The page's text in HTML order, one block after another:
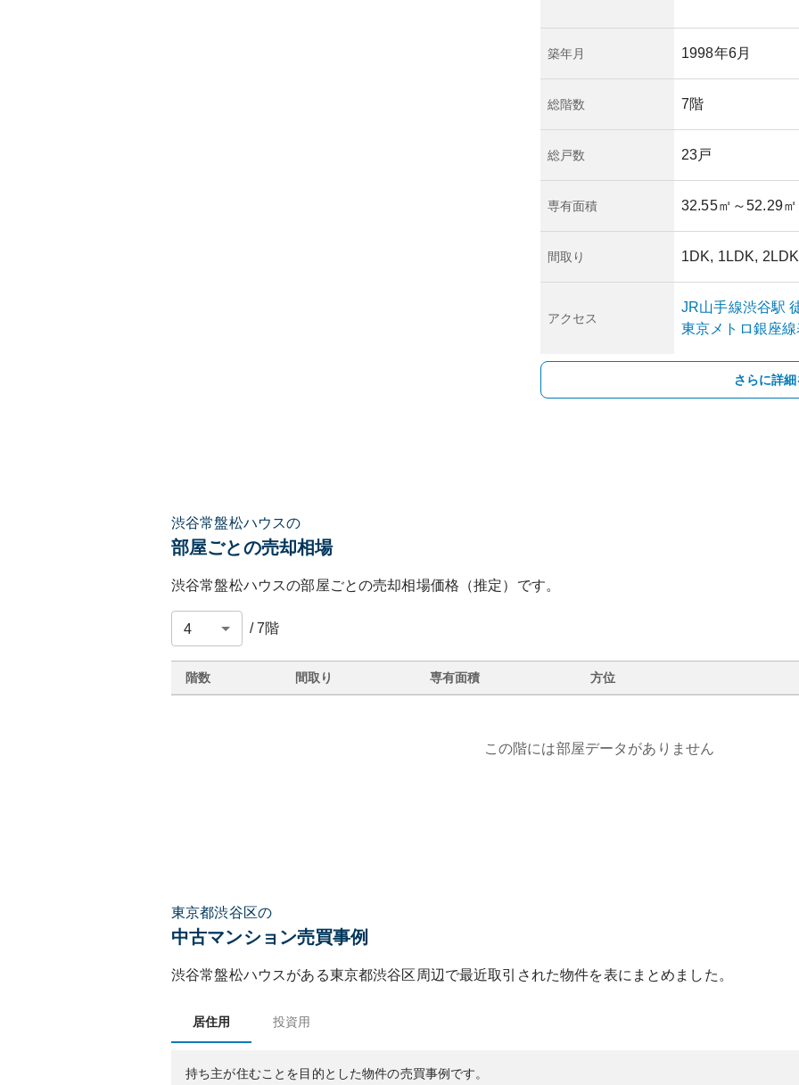
築年月 1998年6月
総階数 7階
総戸数 23戸
専有面積 32.55㎡ ～52.29㎡
間取り 1DK, 1LDK, 2LDK
アクセス
JR山手線渋谷駅
東京メトロ銀座線
さらに詳
渋谷常盤松ハウスの
部屋ごとの売却相場
渋谷常盤松ハウスの部屋ごとの売却相場価格（推定）です。
/7階
階数 間取り 専有面積 方位
この階には部屋データがありません
東京都渋谷区の
中古マンション売買事例
渋谷常盤松ハウスがある東京都渋谷区 周辺で最近取引された物件を表にまとめました。
居住用 投資用
持ち主が住むことを目的とした物件の売買事例です。